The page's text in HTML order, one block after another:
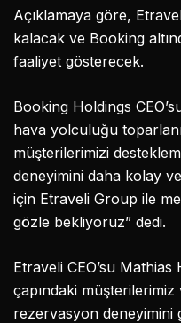
Açıklamaya göre,
kalacak ve Booking
faaliyet gösterecek.
Booking Holdings
hava yolculuğu
müşterilerimizi
deneyimini daha kolay
için Etraveli Group ile
gözle bekliyoruz” dedi.
Etraveli CEO’su
çapındaki
rezervasyon deneyimini